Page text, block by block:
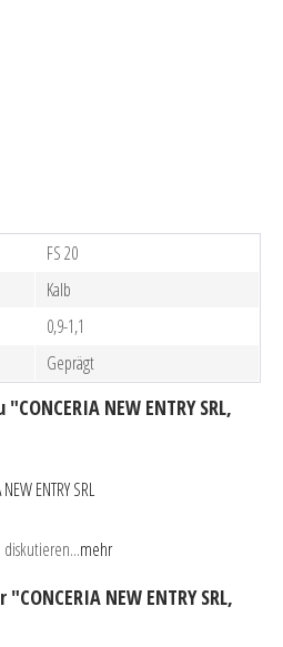
FS 20
Kalb
0,9-1,1
Geprägt
NEW ENTRY SRL,
ENTRY SRL
mehr
NEW ENTRY SRL,